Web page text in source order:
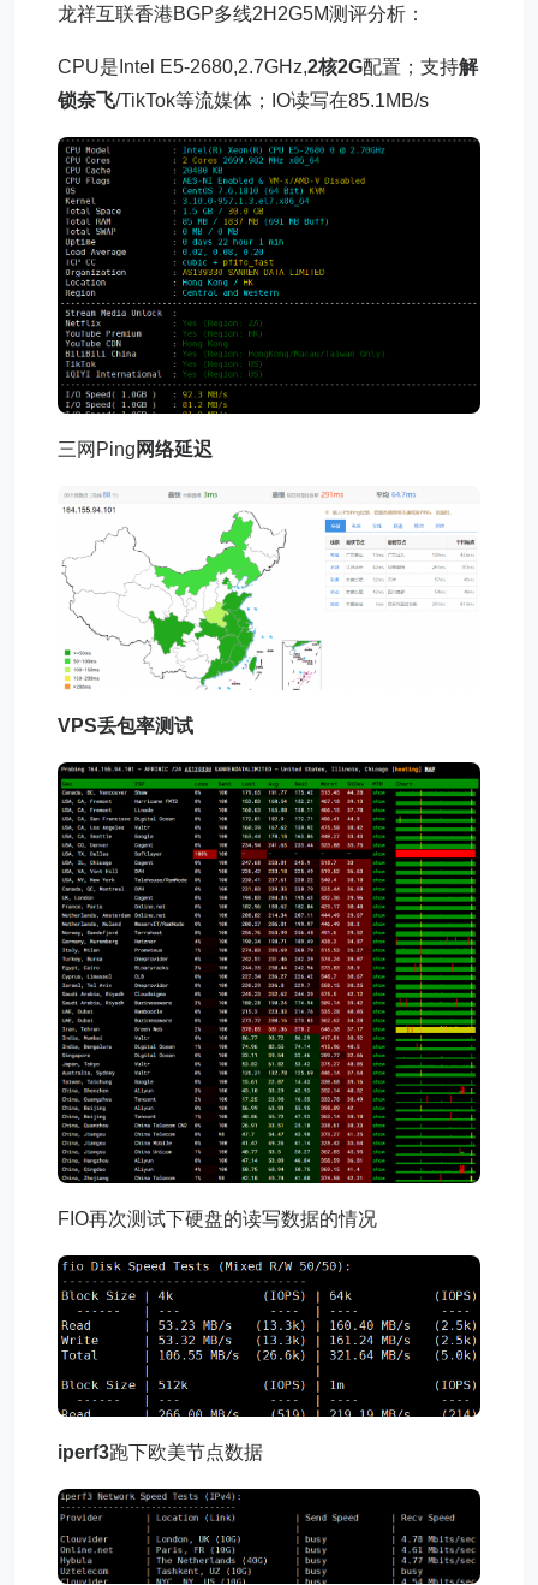
龙祥互联香港BGP多线2H2G5M测评分析：
CPU是Intel E5-2680,2.7GHz,2核2G配置；支持解
锁奈飞/TikTok等流媒体；IO读写在85.1MB/s
三网Ping 网络延迟
VPS丢包率测试
FIO再次测试下硬盘的读写数据的情况
iperf3跑下欧美节点数据